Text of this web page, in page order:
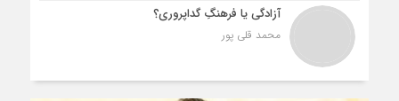
آزادگی یا فرهنگِ گداپروری؟
محمد قلی پور